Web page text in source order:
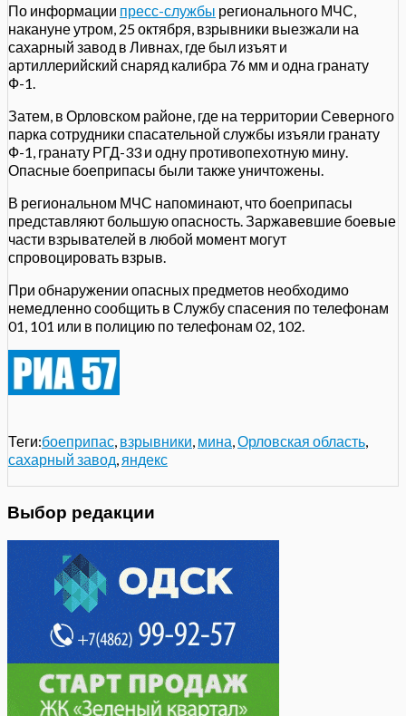
По информации пресс-службы регионального МЧС,
накануне утром, 25 октября, взрывники выезжали на
сахарный завод в Ливнах, где был изъят и
артиллерийский снаряд калибра 76 мм и одна гранату
Ф-1.
Затем, в Орловском районе, где на территории Северного
парка сотрудники спасательной службы изъяли гранату
Ф-1, гранату РГД-33 и одну противопехотную мину.
Опасные боеприпасы были также уничтожены.
В региональном МЧС напоминают, что боеприпасы
представляют большую опасность. Заржавевшие боевые
части взрывателей в любой момент могут
спровоцировать взрыв.
При обнаружении опасных предметов необходимо
немедленно сообщить в Службу спасения по телефонам
01, 101 или в полицию по телефонам 02, 102.
Теги:боеприпас взрывники мина Орловская область
сахарный завод яндекс
Выбор редакции